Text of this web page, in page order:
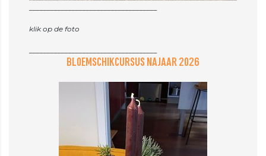
klik op de foto
BLOEMSCHIKCURSUS NAJAAR 2026